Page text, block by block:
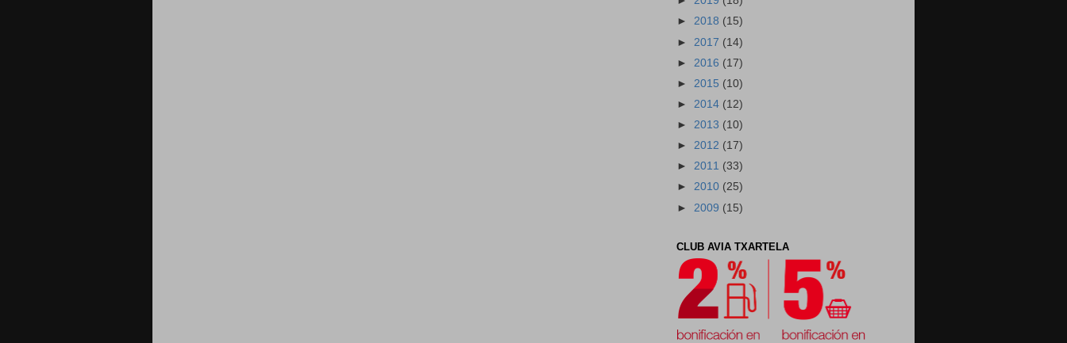
► 2018 (15)
► 2017 (14)
► 2016 (17)
► 2015 (10)
► 2014 (12)
► 2013 (10)
► 2012 (17)
► 2011 (33)
► 2010 (25)
► 2009 (15)
CLUB AVIA TXARTELA